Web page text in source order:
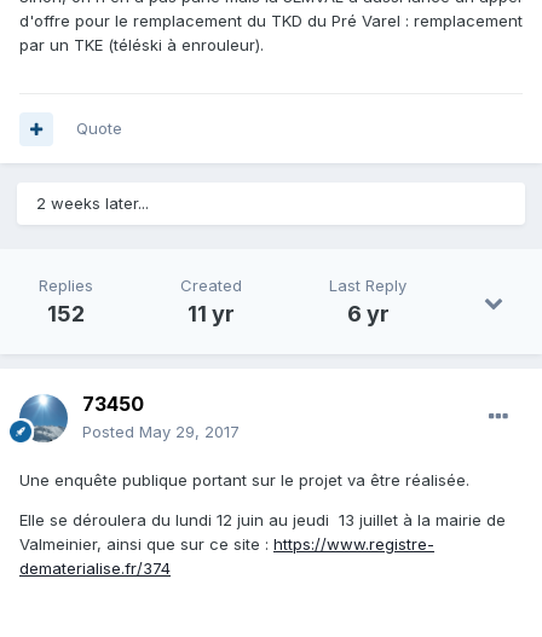
d'offre pour le remplacement du TKD du Pré Varel : remplacement
par un TKE (téléski à enrouleur).
Quote
2 weeks later...
Replies
152
Created
11 yr
Last Reply
6 yr
73450
Posted May 29, 2017
Une enquête publique portant sur le projet va être réalisée.
Elle se déroulera du lundi 12 juin au jeudi 13 juillet à la mairie de
Valmeinier, ainsi que sur ce site : https://www.registre-
dematerialise.fr/374